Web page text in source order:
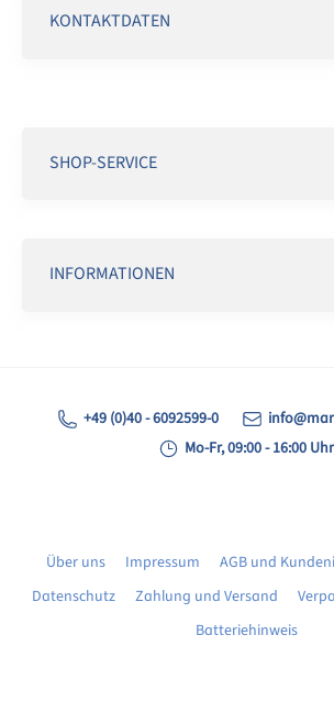
KONTAKTDATEN
SHOP-SERVICE
INFORMATIONEN
+49 (0)40 - 6092599-0
Mo-Fr, 09:00 - 16:00 Uhr
Über uns Impressum
AGB und
Datenschutz
Zahlung und Versand
Batteriehinweis